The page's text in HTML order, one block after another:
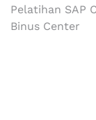
Pelatihan SAP
Binus Center